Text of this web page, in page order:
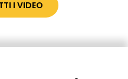
I VIDEO